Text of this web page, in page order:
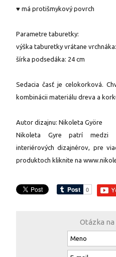
♥ má protišmykový povrch
Parametre taburetky:
výška taburetky vrátane
šírka podsedáka: 24 cm
Sedacia časť je celokorková.
kombinácii materiálu dreva a
Autor dizajnu: Nikoleta Györe
Nikoleta Gyӧre patrí medzi
interiérových dizajnérov, pre
produktoch kliknite na
Otázka